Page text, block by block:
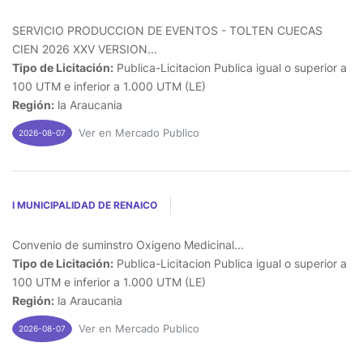
SERVICIO PRODUCCION DE EVENTOS - TOLTEN CUECAS
CIEN 2026 XXV VERSION...
Tipo de Licitación: Publica-Licitacion Publica igual o superior a
100 UTM e inferior a 1.000 UTM (LE)
Región: la Araucania
2026-08-07 Ver en Mercado Publico
I MUNICIPALIDAD DE RENAICO
Convenio de suminstro Oxigeno Medicinal...
Tipo de Licitación: Publica-Licitacion Publica igual o superior a
100 UTM e inferior a 1.000 UTM (LE)
Región: la Araucania
2026-08-07 Ver en Mercado Publico